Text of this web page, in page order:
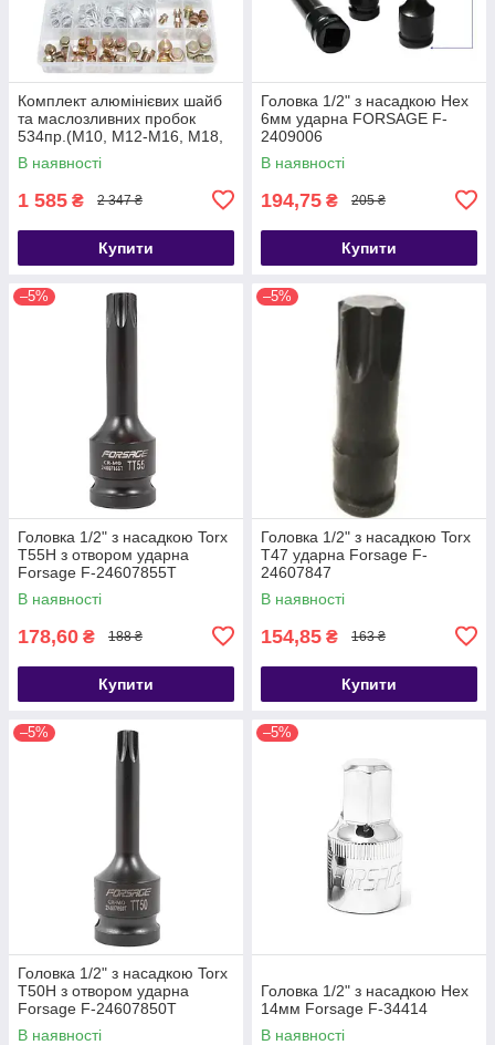
Комплект алюмінієвих шайб
та маслозливних пробок
534пр.(М10, М12-М16, М18,
М20) Forsage F-04J1063
В наявності
1 585 ₴ 2 347 ₴
Купити
Головка 1/2" з насадкою Hex
6мм ударна FORSAGE F-
2409006
В наявності
194,75 ₴ 205 ₴
Купити
–5%
Головка 1/2" з насадкою Torx
T55H з отвором ударна
Forsage F-24607855T
В наявності
178,60 ₴ 188 ₴
Купити
–5%
Головка 1/2" з насадкою Torx
T47 ударна Forsage F-
24607847
В наявності
154,85 ₴ 163 ₴
Купити
–5%
Головка 1/2" з насадкою Torx
T50H з отвором ударна
Forsage F-24607850T
В наявності
–5%
Головка 1/2" з насадкою Hex
14мм Forsage F-34414
В наявності